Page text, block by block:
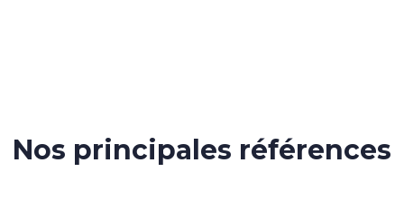
Nos principales références